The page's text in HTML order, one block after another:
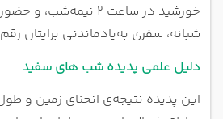
خورشید در ساعت ۲
شبانه، سفری به‌یادماندنی برایتان
دلیل علمی پدیده شب های سفید
این پدیده نتیجه‌ی انحنای زمین و